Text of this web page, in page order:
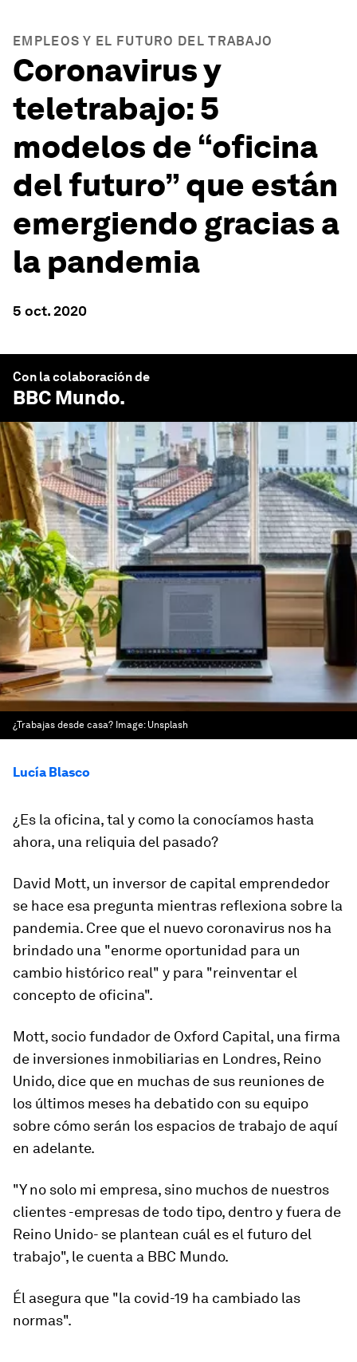
EMPLEOS Y EL FUTURO DEL TRABAJO
Coronavirus y
teletrabajo: 5
modelos de “oficina
del futuro” que están
emergiendo gracias a
la pandemia
5 oct. 2020
Con la colaboración de
BBC Mundo.
¿Trabajas desde casa? Image: Unsplash
Lucía Blasco
¿Es la oficina, tal y como la conocíamos hasta
ahora, una reliquia del pasado?
David Mott, un inversor de capital emprendedor
se hace esa pregunta mientras reflexiona sobre la
pandemia. Cree que el nuevo coronavirus nos ha
brindado una "enorme oportunidad para un
cambio histórico real" y para "reinventar el
concepto de oficina".
Mott, socio fundador de Oxford Capital, una firma
de inversiones inmobiliarias en Londres, Reino
Unido, dice que en muchas de sus reuniones de
los últimos meses ha debatido con su equipo
sobre cómo serán los espacios de trabajo de aquí
en adelante.
"Y no solo mi empresa, sino muchos de nuestros
clientes -empresas de todo tipo, dentro y fuera de
Reino Unido- se plantean cuál es el futuro del
trabajo", le cuenta a BBC Mundo.
Él asegura que "la covid-19 ha cambiado las
normas".